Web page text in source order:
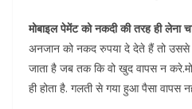
मोबाइल पेमेंट को नकदी की तरह ही लेना
अनजान को नकद रुपया दे देते हैं तो उससे
जाता है जब तक कि वो खुद वापस न
ही होता है. गलती से गया हुआ पैसा वापस